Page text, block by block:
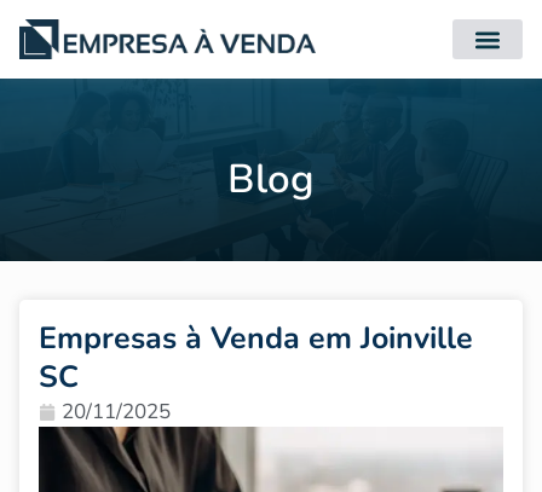
Blog
Empresas à Venda em Joinville
SC
20/11/2025